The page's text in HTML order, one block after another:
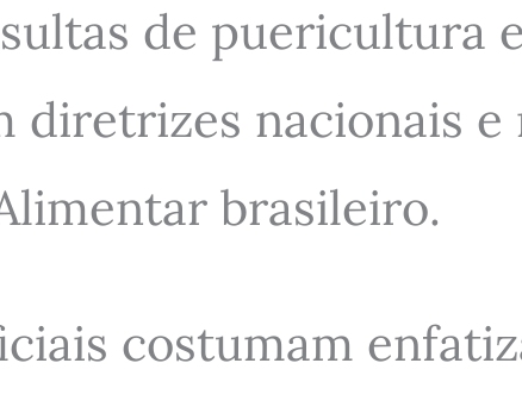
de puericultura
diretrizes nacionais e
brasileiro.
costumam